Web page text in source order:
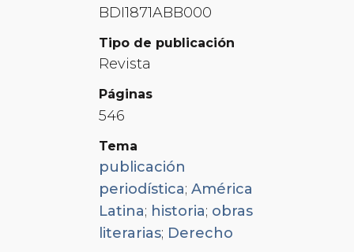
BDI1871ABB000
Tipo de publicación
Revista
Páginas
546
Tema
publicación
periodística; América
Latina; historia; obras
literarias; Derecho